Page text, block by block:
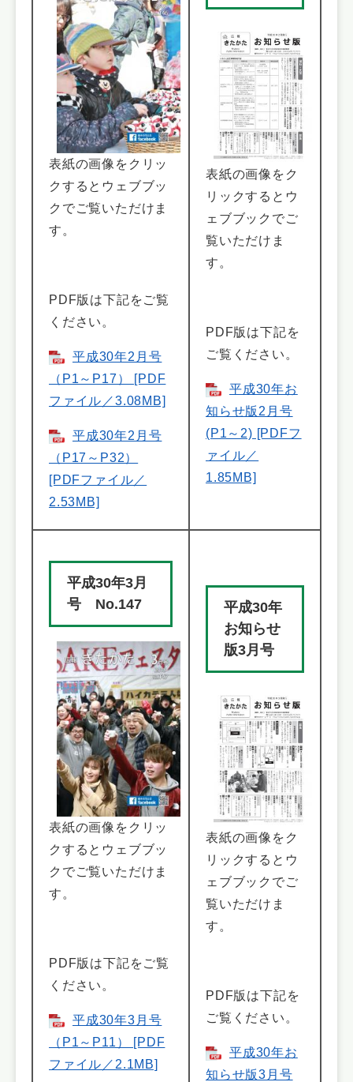
表紙の画像をクリッ
クするとウェブブッ
クでご覧いただけま
す。
PDF版は下記をご覧
ください。
平成30年2月号
（P1～P17） [PDF
ファイル／3.08MB]
平成30年2月号
（P17～P32）
[PDFファイル／
2.53MB]
表紙の画像をク
リックするとウ
ェブブックでご
覧いただけま
す。
PDF版は下記を
ご覧ください。
平成30年お
知らせ版2月号
(P1～2) [PDFフ
ァイル／
1.85MB]
平成30年3月
号 No.147
表紙の画像をクリッ
クするとウェブブッ
クでご覧いただけま
す。
PDF版は下記をご覧
ください。
平成30年3月号
（P1～P11） [PDF
ファイル／2.1MB]
平成30年
お知らせ
版3月号
表紙の画像をク
リックするとウ
ェブブックでご
覧いただけま
す。
PDF版は下記を
ご覧ください。
平成30年お
知らせ版3月号